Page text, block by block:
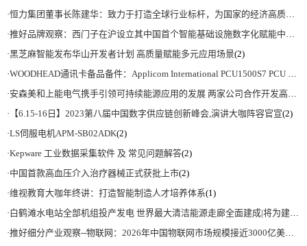
·恒力集团董事长陈建华：致力于打造全球行业标杆，为国家的经济高质量发展贡献更大力量|上海电气集团党委书记、董事长吴磊来访
·推好品牌观察：西门子在沪设立其中国首个智能基础设施数字化赋能中心
·黑芝麻智能发布华山开发者计划 高质量赋能多元应用场景(2)
·WOODHEAD通讯卡备品备件：Applicom International PCU1500S7 PCU 1500 S7 V4.5.0
·安森美和上能电气携手引领可持续能源应用的发展 两家公司合作开发高性能储能和太阳能组串式逆变器方案 以实现可持续的未来
· 【6.15-16日】2023第八届中国数字供应链创新峰会,演讲大咖阵容官宣(2)
·LS伺服电机APM-SB02ADK(2)
·Kepware 工业数据采集软件 及 常见问题解答(2)
·中国首款高血压介入治疗器械正式获批上市(2)
·维视教育大咖年终讲：打造智能制造人才培养体系(1)
·白鹤滩水电站全部机组投产发电 世界最大清洁能源走廊全面建成|将为建设新型能源体系、保障国家能源安全、实现“双碳”目标提供有力支撑
·推好细分产业观察--物联网：2026年中国物联网市场规模接近3000亿美元 智慧工厂、智慧城市、智慧电网等将占60%以上